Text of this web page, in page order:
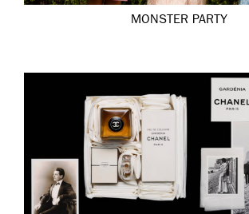
MONSTER PARTY